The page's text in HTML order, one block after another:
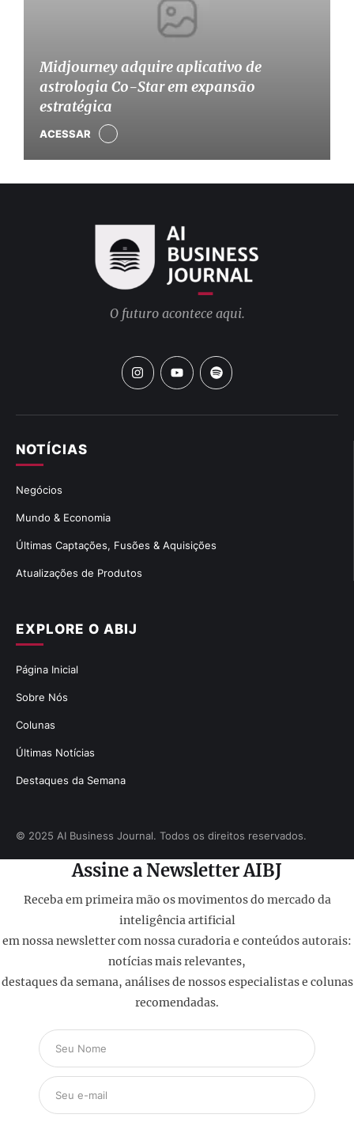
Midjourney adquire aplicativo de
astrologia Co-Star em expansão
estratégica
ACESSAR
EXPLORE O ABIJ
Página Inicial
Sobre Nós
Colunas
Últimas Notícias
Destaques da Semana
NOTÍCIAS
Negócios
Mundo & Economia
Últimas Captações, Fusões & Aquisições
Atualizações de Produtos
O futuro acontece aqui.
© 2025 AI Business Journal. Todos os direitos reservados.
Assine a Newsletter AIBJ
Receba em primeira mão os movimentos do mercado da
inteligência artificial
em nossa newsletter com nossa curadoria e conteúdos autorais:
notícias mais relevantes,
destaques da semana, análises de nossos especialistas e colunas
recomendadas.